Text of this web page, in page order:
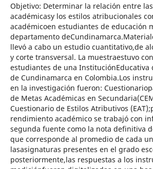
Objetivo: Determinar la relación entre
académicasy los estilos atribucionales
académicoen estudiantes de educación
departamento
llevó a cabo un estudio cuantitativo,de
y corte transversal. La muestraestuvo
estudiantes de una InstituciónEducativa
de Cundinamarca en Colombia.Los
en la investigación fueron:
de Metas Académicas en
Cuestionario de Estilos Atributivos
rendimiento académico se trabajó con
segunda fuente como la nota definitiva
que corresponde al promedio de cada
lasasignaturas presentes en el grado
posteriormente,las respuestas a los